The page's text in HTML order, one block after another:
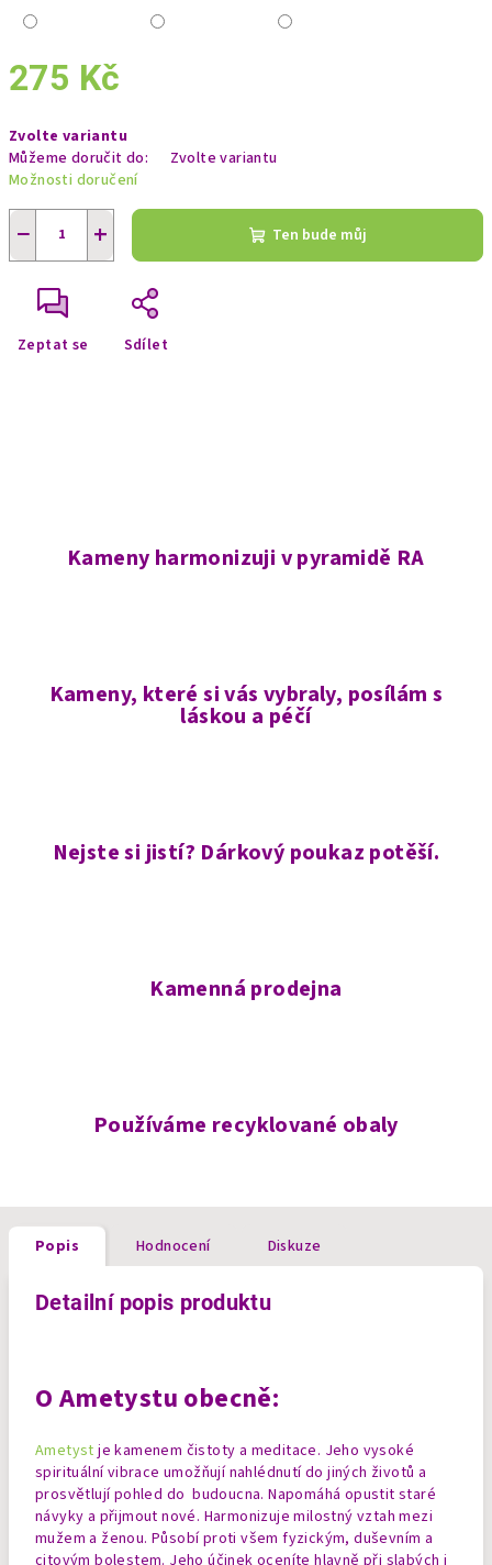
275 Kč
cena:
Zvolte variantu
Můžeme doručit do:
Zvolte variantu
Možnosti doručení
+
− Ten bude můj
Zeptat se Sdílet
Kameny harmonizuji v pyramidě RA
Kameny, které si vás vybraly, posílám s
láskou a péčí
Nejste si jistí? Dárkový poukaz potěší.
Kamenná prodejna
Používáme recyklované obaly
Popis Hodnocení Diskuze
Detailní popis produktu
O Ametystu obecně:
Ametystje kamenem čistoty a meditace. Jeho vysoké
spirituální vibrace umožňují nahlédnutí do jiných životů a
prosvětlují pohled do budoucna. Napomáhá opustit staré
návyky a přijmout nové. Harmonizuje milostný vztah mezi
mužem a ženou. Působí proti všem fyzickým, duševním a
citovým bolestem. Jeho účinek oceníte hlavně při slabých i